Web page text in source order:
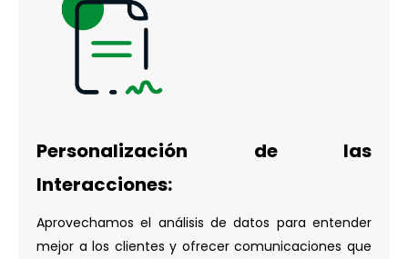
Personalización de las
Interacciones:
Aprovechamos el análisis de datos para entender
mejor a los clientes y ofrecer comunicaciones que